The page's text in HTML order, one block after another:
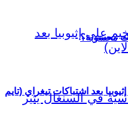
محسوبة؟
بعد اشتباكات تيغراي (تايم